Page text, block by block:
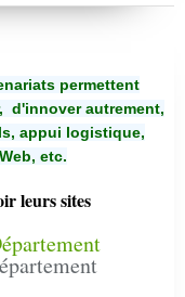
permettent
d'innover autrement,
appui logistique,
etc.
leurs sites